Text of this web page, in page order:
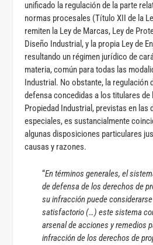
unificado la regulación de la parte
normas procesales (Título XII de la
remiten la Ley de Marcas, Ley de
Diseño Industrial, y la propia Ley de
resultando un régimen jurídico de
materia, común para todas las
Industrial. No obstante, la regulación
defensa concedidas a los titulares
Propiedad Industrial, previstas en las
especiales, es sustancialmente
algunas disposiciones particulares
causas y razones.
“En términos generales, el
de defensa de los derechos de
su infracción puede
satisfactorio (…) este sistema
arsenal de acciones y remedios
infracción de los derechos de